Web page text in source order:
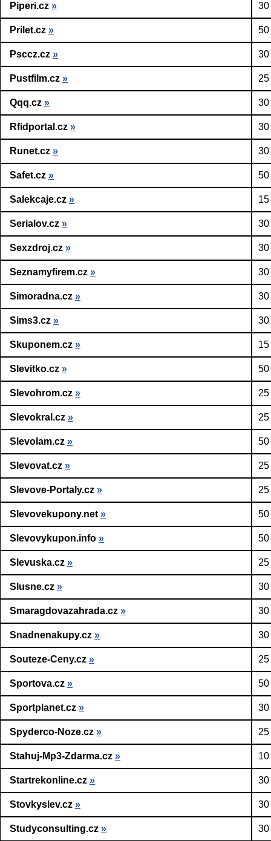
Piperi.cz » 30
Prilet.cz » 50
Psccz.cz » 30
Pustfilm.cz »
Qqq.cz » 30
Rfidportal.cz » 30
Runet.cz » 30
Safet.cz » 50
Salekcaje.cz »
Serialov.cz » 30
Sexzdroj.cz » 30
Seznamyfirem.cz » 30
Simoradna.cz » 30
Sims3.cz » 30
Skuponem.cz »
Slevitko.cz » 50
Slevohrom.cz »
Slevokral.cz »
Slevolam.cz » 50
Slevovat.cz »
Slevove-Portaly.cz »
Slevovekupony.net » 50
Slevovykupon.info » 50
Slevuska.cz »
Slusne.cz » 30
Smaragdovazahrada.cz » 30
Snadnenakupy.cz » 30
Souteze-Ceny.cz »
Sportova.cz » 50
Sportplanet.cz » 30
Spyderco-Noze.cz »
Stahuj-Mp3-Zdarma.cz »
Startrekonline.cz » 30
Stovkyslev.cz » 30
Studyconsulting.cz » 30